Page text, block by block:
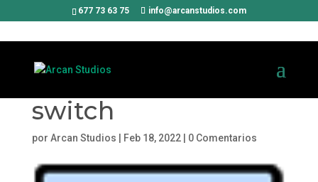
677 73 63 75 info@arcanstudios.com
switch
por Arcan Studios Feb 18, 2022| 0 Comentarios